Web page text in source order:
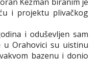
i projektu plivačkog
i oduševljen sam
u Orahovici su uistinu
bazenu i donio